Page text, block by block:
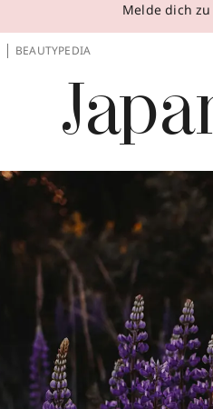
Melde dich
BEAUTYPEDIA